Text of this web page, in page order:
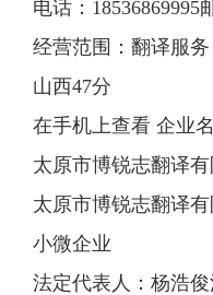
电话：18536869995
经营范围：翻译服务
山西47分
在手机上查看 企业
太原市博锐志翻译有
太原市博锐志翻译
小微企业
法定代表人：杨浩